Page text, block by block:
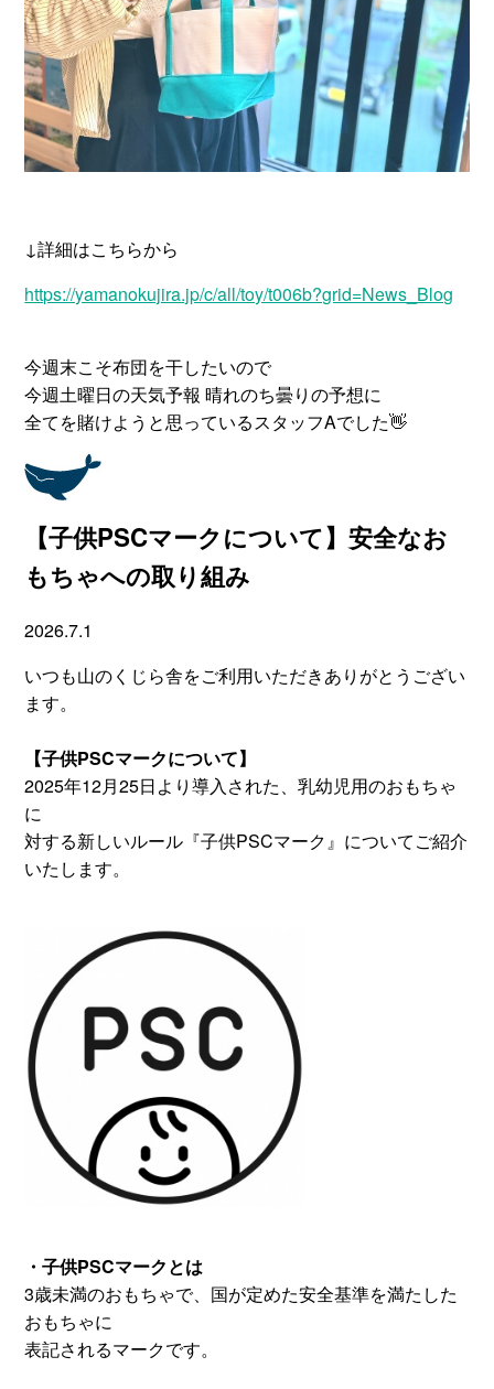
↓詳細はこちらから
https://yamanokujira.jp/c/all/toy/t006b?grid=News_Blog
今週末こそ布団を干したいので
今週土曜日の天気予報 晴れのち曇りの予想に
全てを賭けようと思っているスタッフAでした👋
【子供PSCマークについて】安全なお
もちゃへの取り組み
2026.7.1
いつも山のくじら舎をご利用いただきありがとうござい
ます。
【子供PSCマークについて】
2025年12月25日より導入された、乳幼児用のおもちゃ
に
対する新しいルール『子供PSCマーク』についてご紹介
いたします。
・子供PSCマークとは
3歳未満のおもちゃで、国が定めた安全基準を満たした
おもちゃに
表記されるマークです。